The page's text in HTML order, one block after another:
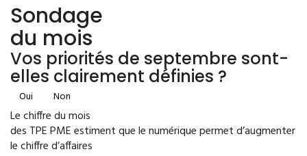
Sondage
du mois
Vos priorités de septembre sont-
elles clairement définies ?
Oui Non
Le chiffre du mois
des TPE PME estiment que le numérique permet d’augmenter
le chiffre d’affaires